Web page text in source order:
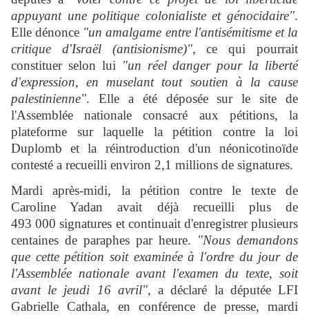
appuyant une politique colonialiste et génocidaire".
Elle dénonce "un amalgame entre l'antisémitisme et la
critique d'Israël (antisionisme)", ce qui pourrait
constituer selon lui "un réel danger pour la liberté
d'expression, en muselant tout soutien à la cause
palestinienne". Elle a été déposée sur le site de
l'Assemblée nationale consacré aux pétitions, la
plateforme sur laquelle la pétition contre la loi
Duplomb et la réintroduction d'un néonicotinoïde
contesté a recueilli environ 2,1 millions de signatures.
Mardi après-midi, la pétition contre le texte de
Caroline Yadan avait déjà recueilli plus de
493 000 signatures et continuait d'enregistrer plusieurs
centaines de paraphes par heure. "Nous demandons
que cette pétition soit examinée à l'ordre du jour de
l'Assemblée nationale avant l'examen du texte, soit
avant le jeudi 16 avril", a déclaré la députée LFI
Gabrielle Cathala, en conférence de presse, mardi